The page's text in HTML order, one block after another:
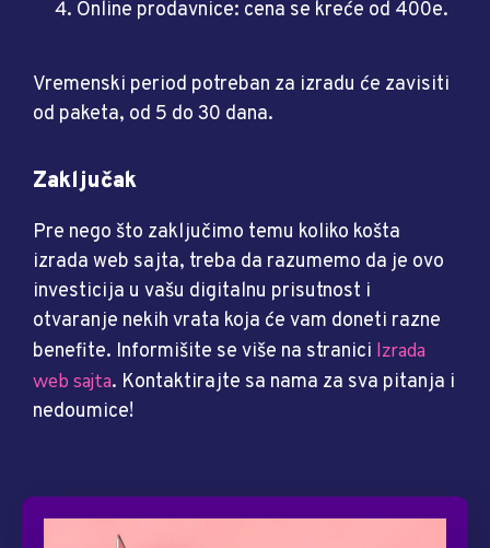
Online prodavnice: cena se kreće od 400e.
Vremenski period potreban za izradu će zavisiti
od paketa, od 5 do 30 dana.
Zaključak
Pre nego što zaključimo temu koliko košta
izrada web sajta, treba da razumemo da je ovo
investicija u vašu digitalnu prisutnost i
otvaranje nekih vrata koja će vam doneti razne
benefite. Informišite se više na stranici Izrada
web sajta. Kontaktirajte sa nama za sva pitanja i
nedoumice!